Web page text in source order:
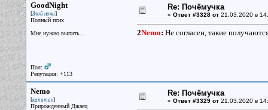
GoodNight
[Злой ночи]
Полный псих
Мне нужно выпить...
Пол:
Репутация: +113
Re: Почёмучка
« Ответ #3328 от21.03.2020 в
2Nemo: Не согласен, такие
Nemo
[капитан]
Прирожденный Джаец
Re: Почёмучка
« Ответ #3329 от21.03.2020 в